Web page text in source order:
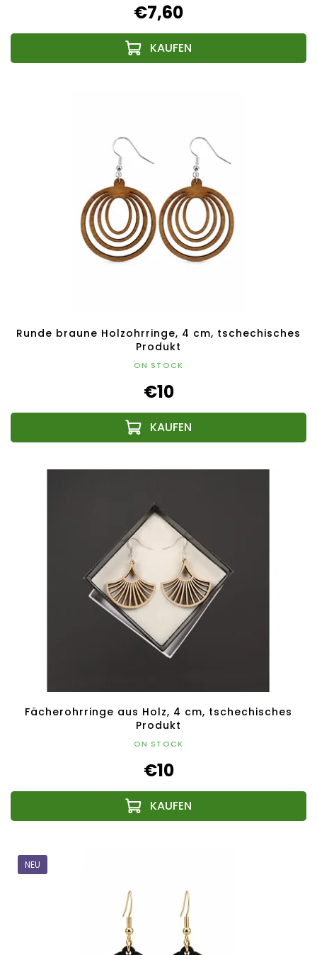
€7,60
Runde braune Holzohrringe, 4 cm, tschechisches
Produkt
ON STOCK
€10
Fächerohrringe aus Holz, 4 cm, tschechisches
Produkt
ON STOCK
€10
NEU